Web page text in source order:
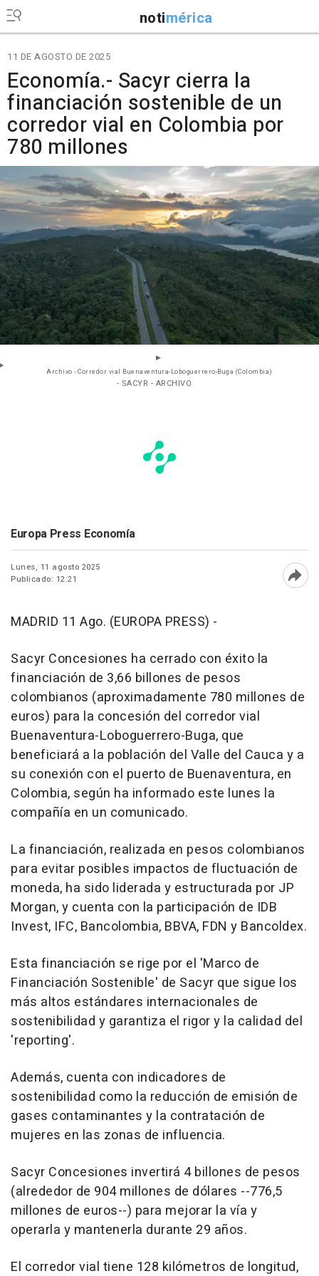
notimérica
11 DE AGOSTO DE 2025
Economía.- Sacyr cierra la
financiación sostenible de un
corredor vial en Colombia por
780 millones
Archivo - Corredor vial Buenaventura-Loboguerrero-Buga (Colombia)
- SACYR - ARCHIVO
Europa Press Economía
Lunes, 11 agosto 2025
Publicado: 12:21
MADRID 11 Ago. (EUROPA PRESS) -
Sacyr Concesiones ha cerrado con éxito la
financiación de 3,66 billones de pesos
colombianos (aproximadamente 780 millones de
euros) para la concesión del corredor vial
Buenaventura-Loboguerrero-Buga, que
beneficiará a la población del Valle del Cauca y a
su conexión con el puerto de Buenaventura, en
Colombia, según ha informado este lunes la
compañía en un comunicado.
La financiación, realizada en pesos colombianos
para evitar posibles impactos de fluctuación de
moneda, ha sido liderada y estructurada por JP
Morgan, y cuenta con la participación de IDB
Invest, IFC, Bancolombia, BBVA, FDN y Bancoldex.
Esta financiación se rige por el 'Marco de
Financiación Sostenible' de Sacyr que sigue los
más altos estándares internacionales de
sostenibilidad y garantiza el rigor y la calidad del
'reporting'.
Además, cuenta con indicadores de
sostenibilidad como la reducción de emisión de
gases contaminantes y la contratación de
mujeres en las zonas de influencia.
Sacyr Concesiones invertirá 4 billones de pesos
(alrededor de 904 millones de dólares --776,5
millones de euros--) para mejorar la vía y
operarla y mantenerla durante 29 años.
El corredor vial tiene 128 kilómetros de longitud,